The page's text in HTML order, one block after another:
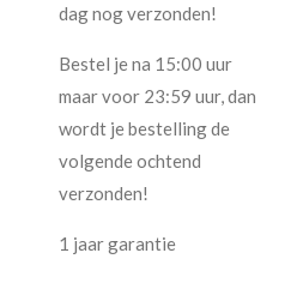
dag nog verzonden!
Bestel je na 15:00 uur
maar voor 23:59 uur, dan
wordt je bestelling de
volgende ochtend
verzonden!
1 jaar garantie